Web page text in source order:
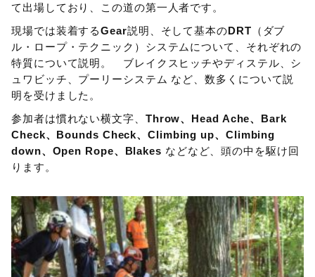
て出場しており、この道の第一人者です。
現場では装着するGear説明、そして基本のDRT （ダブ
ル・ロープ・テクニック）システムについて、それぞれの
特質について説明。 ブレイクスヒッチやディステル、シ
ュワビッチ、プーリーシステム など、数多くについて説
明を受けました。
参加者は慣れない横文字、 Throw、Head Ache、Bark
Check、Bounds Check、Climbing up、 Climbing
down、Open Rope、Blakes などなど、頭の中を駆け回
ります。